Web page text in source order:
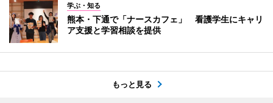
学ぶ・知る
熊本・下通で「ナースカフェ」 看護学生にキャリ
ア支援と学習相談を提供
もっと見る